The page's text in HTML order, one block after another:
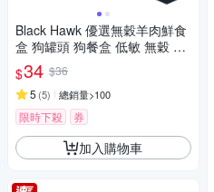
Black Hawk 優選無穀羊肉鮮食
盒 狗罐頭 狗餐盒 低敏 無穀 適
口性佳
$34 $36
5 (5) 總銷量>100
限時下殺 券
加入購物車